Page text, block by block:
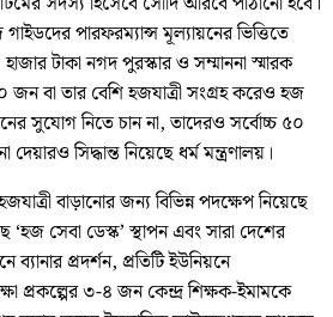
পারফরম্যান্স মূল্যায়নের ভিত্তিতে
টাকা নগদ পুরস্কার ও সম্মাননা স্মারক
জন বা তার বেশি হজযাত্রী সংগ্রহ করেও হজ
সুযোগ নিতে চান না, তাদেরও সর্বোচ্চ ৫০
সিদ্ধান্ত নিয়েছে ধর্ম মন্ত্রণালয়।
বাড়ানোর জন্য বিভিন্ন পদক্ষেপ নিয়েছে
‘হজ সেবা ডেস্ক’ স্থাপন এবং সারা দেশের
প্রদর্শন, প্রতিটি ইউনিয়নে
প্রকল্পের ৩-৪ জন কেন্দ্র শিক্ষক-ইমামকে